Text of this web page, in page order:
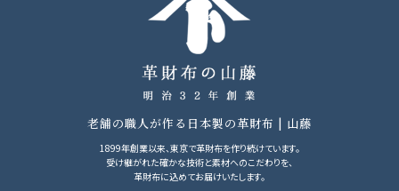
老舗の職人が作る日本製の革財布 | 山藤
1899年創業以来、東京で革財布を作り続けています。
受け継がれた確かな技術と素材へのこだわりを、
革財布に込めてお届けいたします。